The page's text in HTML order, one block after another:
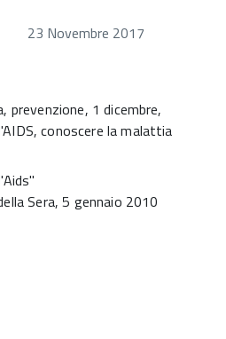
23 Novembre 2017
prevenzione, 1 dicembre,
conoscere la malattia
Sera, 5 gennaio 2010